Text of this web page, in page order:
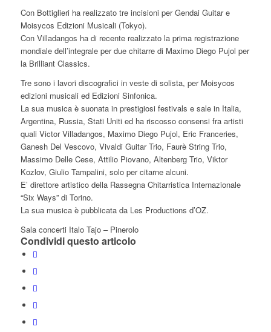
Con Bottiglieri ha realizzato tre incisioni per Gendai Guitar e
Moisycos Edizioni Musicali (Tokyo).
Con Villadangos ha di recente realizzato la prima registrazione
mondiale dell’integrale per due chitarre di Maximo Diego Pujol per
la Brilliant Classics.
Tre sono i lavori discografici in veste di solista, per Moisycos
edizioni musicali ed Edizioni Sinfonica.
La sua musica è suonata in prestigiosi festivals e sale in Italia,
Argentina, Russia, Stati Uniti ed ha riscosso consensi fra artisti
quali Victor Villadangos, Maximo Diego Pujol, Eric Franceries,
Ganesh Del Vescovo, Vivaldi Guitar Trio, Faurè String Trio,
Massimo Delle Cese, Attilio Piovano, Altenberg Trio, Viktor
Kozlov, Giulio Tampalini, solo per citarne alcuni.
E’ direttore artistico della Rassegna Chitarristica Internazionale
“Six Ways” di Torino.
La sua musica è pubblicata da Les Productions d’OZ.
Sala concerti Italo Tajo – Pinerolo
Condividi questo articolo